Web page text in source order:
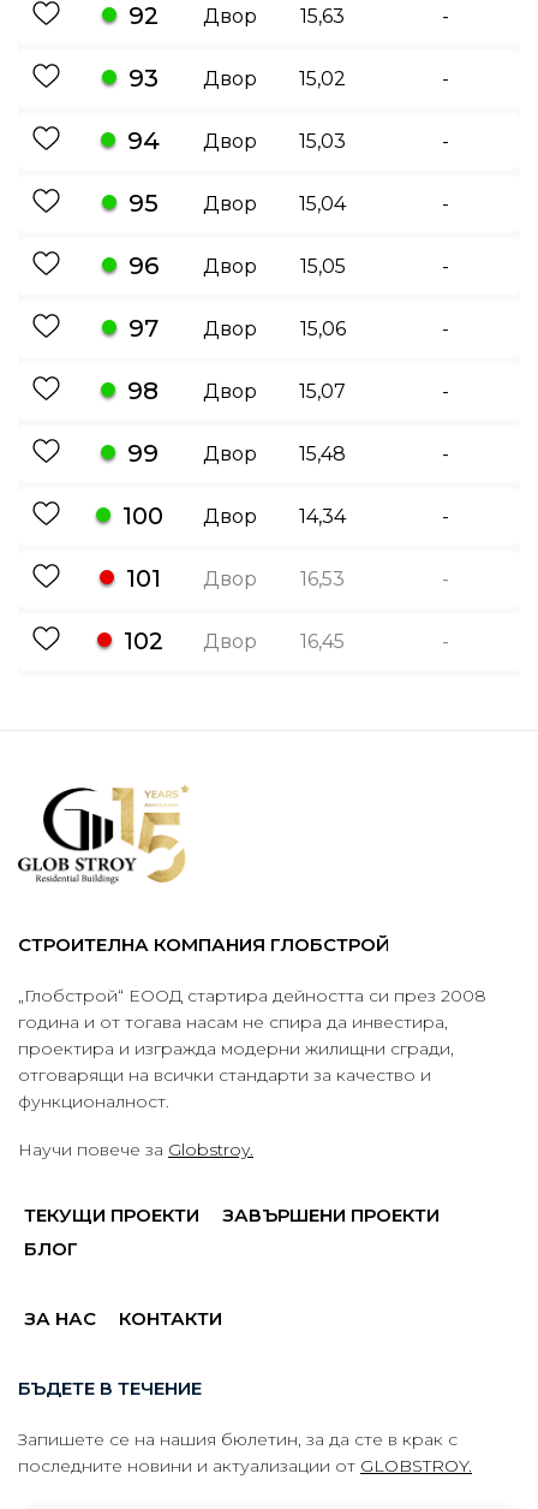
92 Двор 15,63 -
93 Двор 15,02 -
94 Двор 15,03 -
95 Двор 15,04 -
96 Двор 15,05 -
97 Двор 15,06 -
98 Двор 15,07 -
99 Двор 15,48 -
100 Двор 14,34 -
101 Двор 16,53 -
102 Двор 16,45 -
СТРОИТЕЛНА КОМПАНИЯ ГЛОБСТРОЙ
„Глобстрой“ ЕООД стартира дейността си през 2008
година и от тогава насам не спира да инвестира,
проектира и изгражда модерни жилищни сгради,
отговарящи на всички стандарти за качество и
функционалност.
Научи повече за Globstroy.
ТЕКУЩИ ПРОЕКТИ
ЗАВЪРШЕНИ ПРОЕКТИ
БЛОГ
ЗА НАС КОНТАКТИ
БЪДЕТЕ В ТЕЧЕНИЕ
Запишете се на нашия бюлетин, за да сте в крак с
последните новини и актуализации от GLOBSTROY.